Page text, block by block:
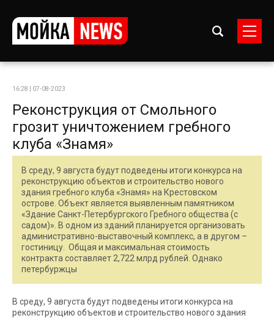
16:28 | 07-08-2023
Реконструкция от Смольного
грозит уничтожением гребного
клуба «Знамя»
В среду, 9 августа будут подведены итоги конкурса на
реконструкцию объектов и строительство нового
здания гребного клуба «Знамя» на Крестовском
острове. Объект является выявленным памятником
«Здание Санкт-Петербургского Гребного общества (с
садом)». В одном из зданий планируется организовать
административно-выставочный комплекс, а в другом –
гостиницу. Общая и максимальная стоимость
контракта составляет 2,722 млрд рублей. Однако
петербуржцы
В среду, 9 августа будут подведены итоги конкурса на
реконструкцию объектов и строительство нового здания